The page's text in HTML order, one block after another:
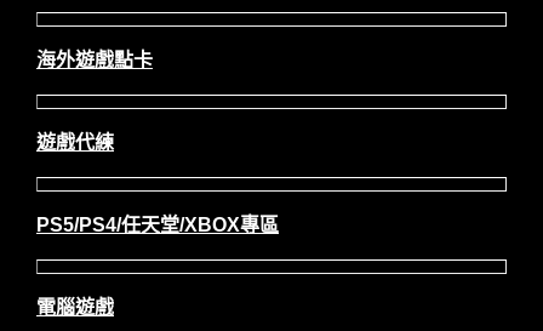
海外遊戲點卡
遊戲代練
PS5/PS4/任天堂/XBOX專區
電腦遊戲